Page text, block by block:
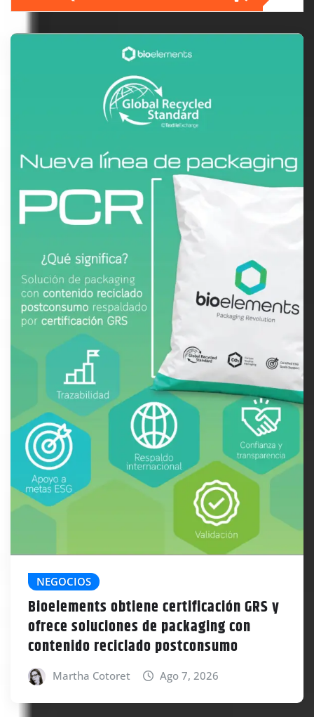
NEGOCIOS
Bioelements obtiene certificación GRS y
ofrece soluciones de packaging con
contenido reciclado postconsumo
Martha Cotoret Ago 7, 2026